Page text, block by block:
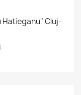
Cluj-